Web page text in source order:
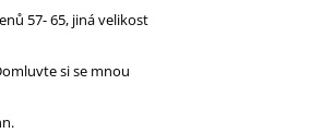
57- 65, jiná velikost
si se mnou